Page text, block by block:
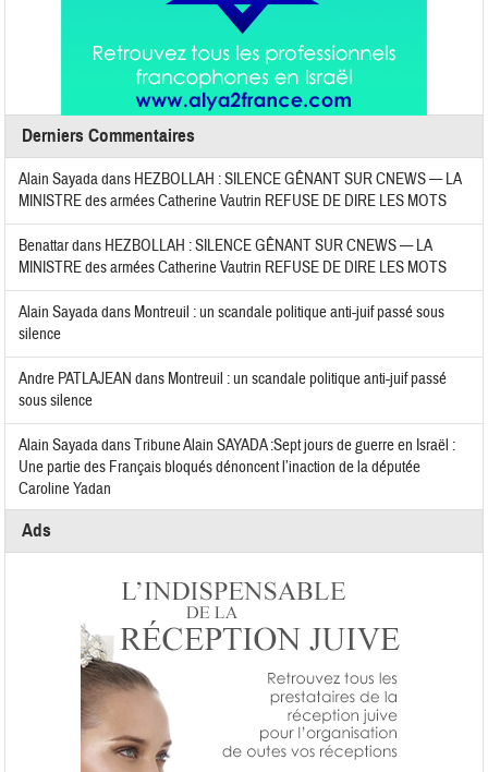
Derniers Commentaires
Alain Sayadadans HEZBOLLAH : SILENCE GÊNANT SUR CNEWS — LA
MINISTRE des armées Catherine Vautrin REFUSE DE DIRE LES MOTS
Benattardans HEZBOLLAH : SILENCE GÊNANT SUR CNEWS — LA
MINISTRE des armées Catherine Vautrin REFUSE DE DIRE LES MOTS
Alain Sayadadans Montreuil : un scandale politique anti-juif passé sous
silence
Andre PATLAJEAN dans Montreuil : un scandale politique anti-juif passé
sous silence
Alain SayadadansTribune Alain SAYADA :Sept jours de guerre en Israël :
Une partie des Français bloqués dénoncent l’inaction de la députée
Caroline Yadan
Ads